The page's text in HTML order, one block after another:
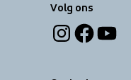
Volg ons